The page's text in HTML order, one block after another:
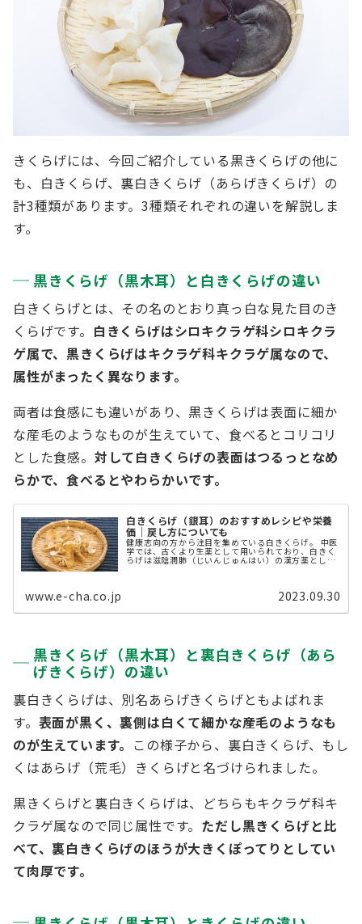
きくらげには、今回ご紹介している黒きくらげの他に
も、白きくらげ、裏白きくらげ（あらげきくらげ）の
計3種類があります。3種類それぞれの違いを解説しま
す。
黒きくらげ（黒木耳）と白きくらげの違い
白きくらげとは、その名のとおり真っ白な見た目のき
くらげです。 白きくらげはシロキクラゲ科シロキクラ
ゲ属で、黒きくらげはキクラゲ科キクラゲ属なので、
属性がまったく異なります。
両者は食感にも違いがあり、黒きくらげは表面に細か
な産毛のようなものが生えていて、食べるとコリコリ
とした食感。 対して白きくらげの表面はつるっとなめ
らかで、食べるとやわらかいです。
白きくらげ（銀耳）のおすすめレシピや栄養
価｜戻し方についても
健康志向の方から注目を集めている白きくらげ。 中医
学では、古くより生薬として用いられており、白きく
らげは滋陰潤肺（じいんじゅんはい）の漢方薬として
重宝されています。 本記事では、黒きくらげとの違い
www.e-cha.co.jp 2023.09.30
黒きくらげ（黒木耳）と裏白きくらげ（あら
げきくらげ）の違い
裏白きくらげは、別名あらげきくらげともよばれま
す。 表面が黒く、裏側は白くて細かな産毛のようなも
のが生えています。 この様子から、裏白きくらげ、もし
くはあらげ（荒毛）きくらげと名づけられました。
黒きくらげと裏白きくらげは、どちらもキクラゲ科キ
クラゲ属なので同じ属性です。 ただし黒きくらげと比
べて、裏白きくらげのほうが大きくぽってりとしてい
て肉厚です。